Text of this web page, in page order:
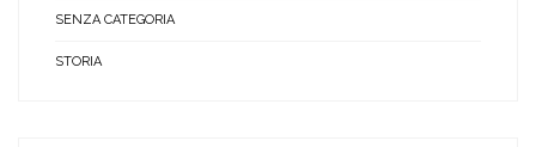
SENZA CATEGORIA
STORIA